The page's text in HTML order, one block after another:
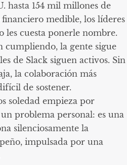
hasta 154 mil millones de
medible, los líderes
les cuesta ponerle nombre.
cumpliendo, la gente sigue
de Slack siguen activos. Sin
la colaboración más
de sostener.
soledad empieza por
problema personal: es una
silenciosamente la
impulsada por una